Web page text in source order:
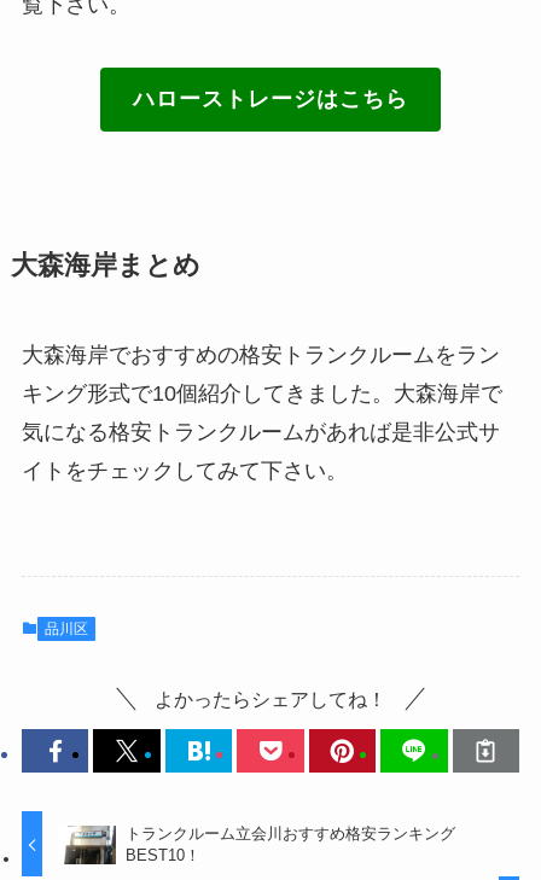
覧下さい。
ハローストレージはこちら
大森海岸まとめ
大森海岸でおすすめの格安トランクルームをラン
キング形式で10個紹介してきました。大森海岸で
気になる格安トランクルームがあれば是非公式サ
イトをチェックしてみて下さい。
品川区
よかったらシェアしてね！
トランクルーム立会川おすすめ格安ランキング
BEST10！